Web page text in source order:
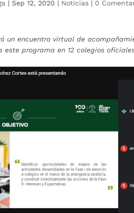
| Sep 12, 2020 | Noticias | 0
un encuentro virtual de
programa en 12 colegios